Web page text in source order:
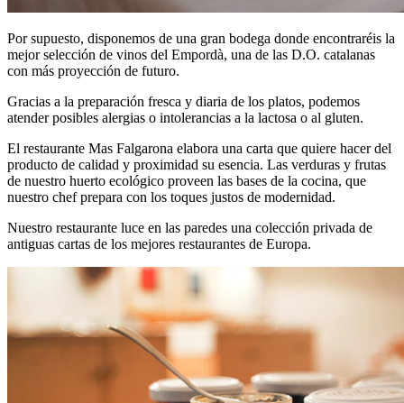
Por supuesto, disponemos de una gran bodega donde encontraréis la
mejor selección de vinos del Empordà, una de las D.O. catalanas
con más proyección de futuro.
Gracias a la preparación fresca y diaria de los platos, podemos
atender posibles alergias o intolerancias a la lactosa o al gluten.
El restaurante Mas Falgarona elabora una carta que quiere hacer del
producto de calidad y proximidad su esencia. Las verduras y frutas
de nuestro huerto ecológico proveen las bases de la cocina, que
nuestro chef prepara con los toques justos de modernidad.
Nuestro restaurante luce en las paredes una colección privada de
antiguas cartas de los mejores restaurantes de Europa.